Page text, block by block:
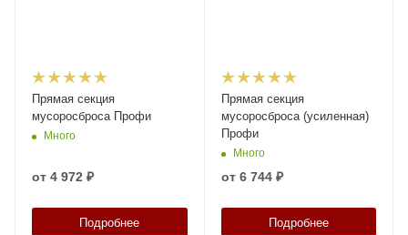
Прямая секция
мусоросброса Профи
Много
от 4 972 ₽
Подробнее
Прямая секция
мусоросброса (усиленная)
Профи
Много
от 6 744 ₽
Подробнее